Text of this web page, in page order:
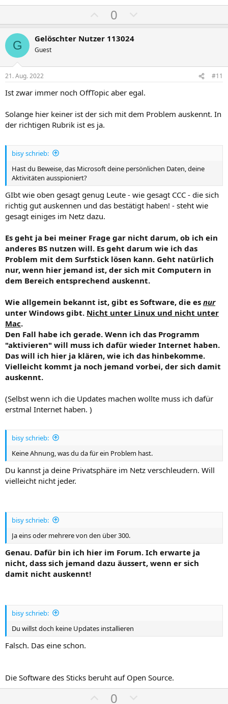
o
s
t
v
e
S
t
m
e
0
e
t
v
e
S
m
e
G Gelöschter Nutzer 113024
Guest
21. Aug. 2022 #11
Ist zwar immer noch OffTopic aber egal.
Solange hier keiner ist der sich mit dem Problem auskennt. In
der richtigen Rubrik ist es ja.
bisy schrieb:
Hast du Beweise, das Microsoft deine persönlichen Daten, deine
Aktivitäten ausspioniert?
GIbt wie oben gesagt genug Leute - wie gesagt CCC - die sich
richtig gut auskennen und das bestätigt haben! - steht wie
gesagt einiges im Netz dazu.
Es geht ja bei meiner Frage gar nicht darum, ob ich ein
anderes BS nutzen will. Es geht darum wie ich das
Problem mit dem Surfstick lösen kann. Geht natürlich
nur, wenn hier jemand ist, der sich mit Computern in
dem Bereich entsprechend auskennt.
Wie allgemein bekannt ist, gibt es Software, die es nur
unter Windows gibt. Nicht unter Linux und nicht unter
Mac.
Den Fall habe ich gerade. Wenn ich das Programm
"aktivieren" will muss ich dafür wieder Internet haben.
Das will ich hier ja klären, wie ich das hinbekomme.
Vielleicht kommt ja noch jemand vorbei, der sich damit
auskennt.
(Selbst wenn ich die Updates machen wollte muss ich dafür
erstmal Internet haben. )
bisy schrieb:
Keine Ahnung, was du da für ein Problem hast.
Du kannst ja deine Privatsphäre im Netz verschleudern. Will
vielleicht nicht jeder.
bisy schrieb:
Ja eins oder mehrere von den über 300.
Genau. Dafür bin ich hier im Forum. Ich erwarte ja
nicht, dass sich jemand dazu äussert, wenn er sich
damit nicht auskennt!
bisy schrieb:
Du willst doch keine Updates installieren
Falsch. Das eine schon.
Die Software des Sticks beruht auf Open Source.
0